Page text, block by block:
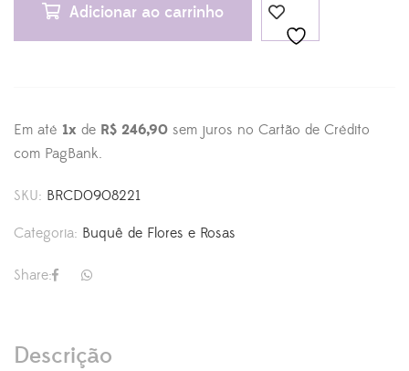
Adicionar ao carrinho
Em até 1x de R$ 246,90 sem juros no Cartão de Crédito
com PagBank.
SKU: BRCD0908221
Categoria: Buquê de Flores e Rosas
Share:
Descrição